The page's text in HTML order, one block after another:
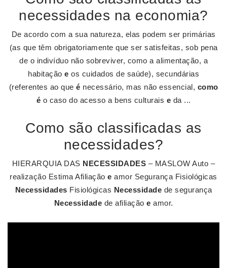
necessidades na economia?
De acordo com a sua natureza, elas podem ser primárias
(as que têm obrigatoriamente que ser satisfeitas, sob pena
de o indivíduo não sobreviver, como a alimentação, a
habitação e os cuidados de saúde), secundárias
(referentes ao que é necessário, mas não essencial, como
é o caso do acesso a bens culturais e da ...
Como são classificadas as
necessidades?
HIERARQUIA DAS NECESSIDADES – MASLOW Auto –
realização Estima Afiliaçãoe amor Segurança Fisiológicas
Necessidades Fisiológicas Necessidade de segurança
Necessidade de afiliação e amor.